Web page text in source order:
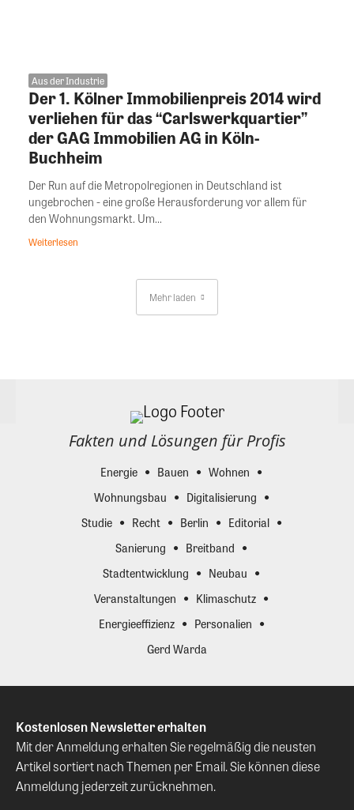
Aus der Industrie
Der 1. Kölner Immobilienpreis 2014 wird
verliehen für das “Carlswerkquartier”
der GAG Immobilien AG in Köln-
Buchheim
Der Run auf die Metropolregionen in Deutschland ist
ungebrochen - eine große Herausforderung vor allem für
den Wohnungsmarkt. Um...
Weiterlesen
Mehr laden
Fakten und Lösungen für Profis
Energie Bauen
Wohnen
Wohnungsbau
Digitalisierung
Studie
Recht Berlin
Editorial
Sanierung
Breitband
Stadtentwicklung
Neubau
Veranstaltungen
Klimaschutz
Energieeffizienz
Personalien
Gerd Warda
Kostenlosen Newsletter erhalten
Mit der Anmeldung erhalten Sie regelmäßig die neusten
Artikel sortiert nach Themen per Email. Sie können diese
Anmeldung jederzeit zurücknehmen.